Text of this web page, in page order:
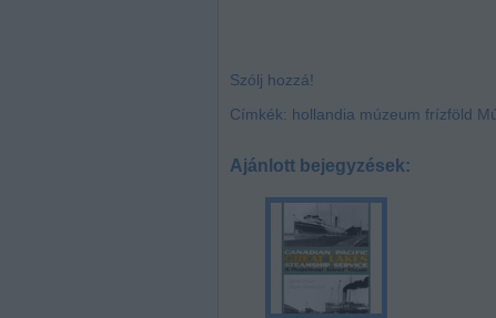
Szólj hozzá!
Címkék: hollandia múzeum frízföld
Ajánlott bejegyzések: